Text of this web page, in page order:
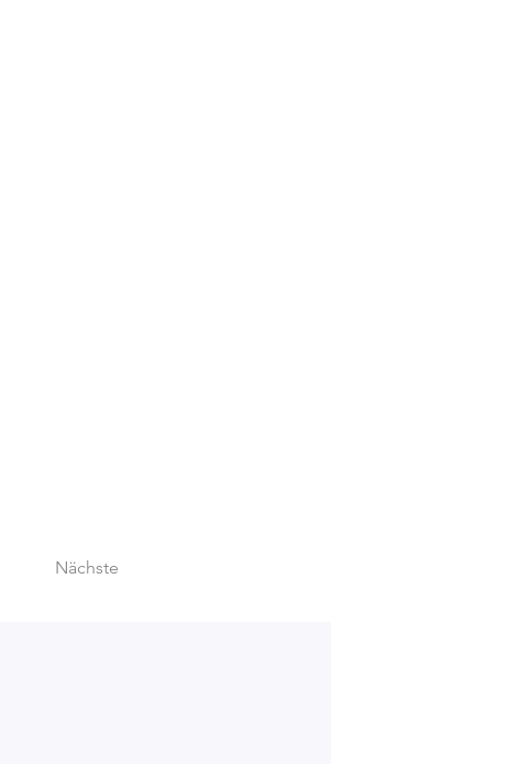
Nächste